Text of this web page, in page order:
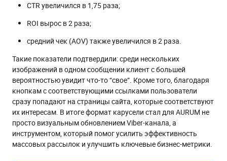
CTR увеличился в 1,75 раза;
ROI вырос в 2 раза;
средний чек (AOV) также увеличился в 2 раза.
Такие показатели подтвердили: среди нескольких
изображений в одном сообщении клиент с большей
вероятностью увидит что-то “свое”. Кроме того, благодаря
кнопкам с соответствующими ссылками пользователи
сразу попадают на страницы сайта, которые соответствуют
их интересам. В итоге формат карусели стал для AURUM не
просто визуальным обновлением Viber-канала, а
инструментом, который помог усилить эффективность
массовых рассылок и улучшить ключевые бизнес-метрики.